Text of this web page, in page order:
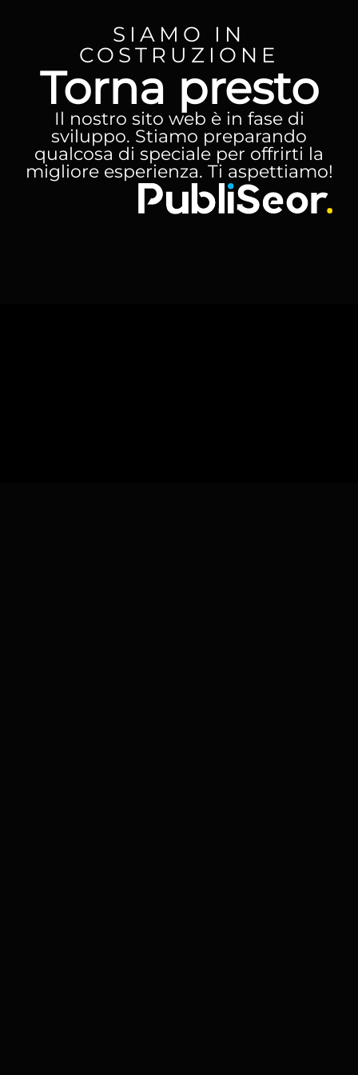
SIAMO IN
COSTRUZIONE
Torna presto
Il nostro sito web è in fase di
sviluppo. Stiamo preparando
qualcosa di speciale per offrirti la
migliore esperienza. Ti aspettiamo!